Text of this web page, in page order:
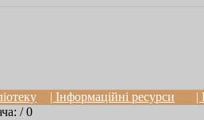
| Інформаційні ресурси
|
/ 0